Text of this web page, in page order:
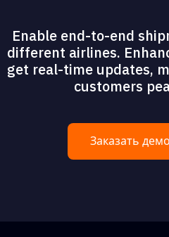
Enable end-to-end
different airlines.
get real-time updates,
customers
Заказать